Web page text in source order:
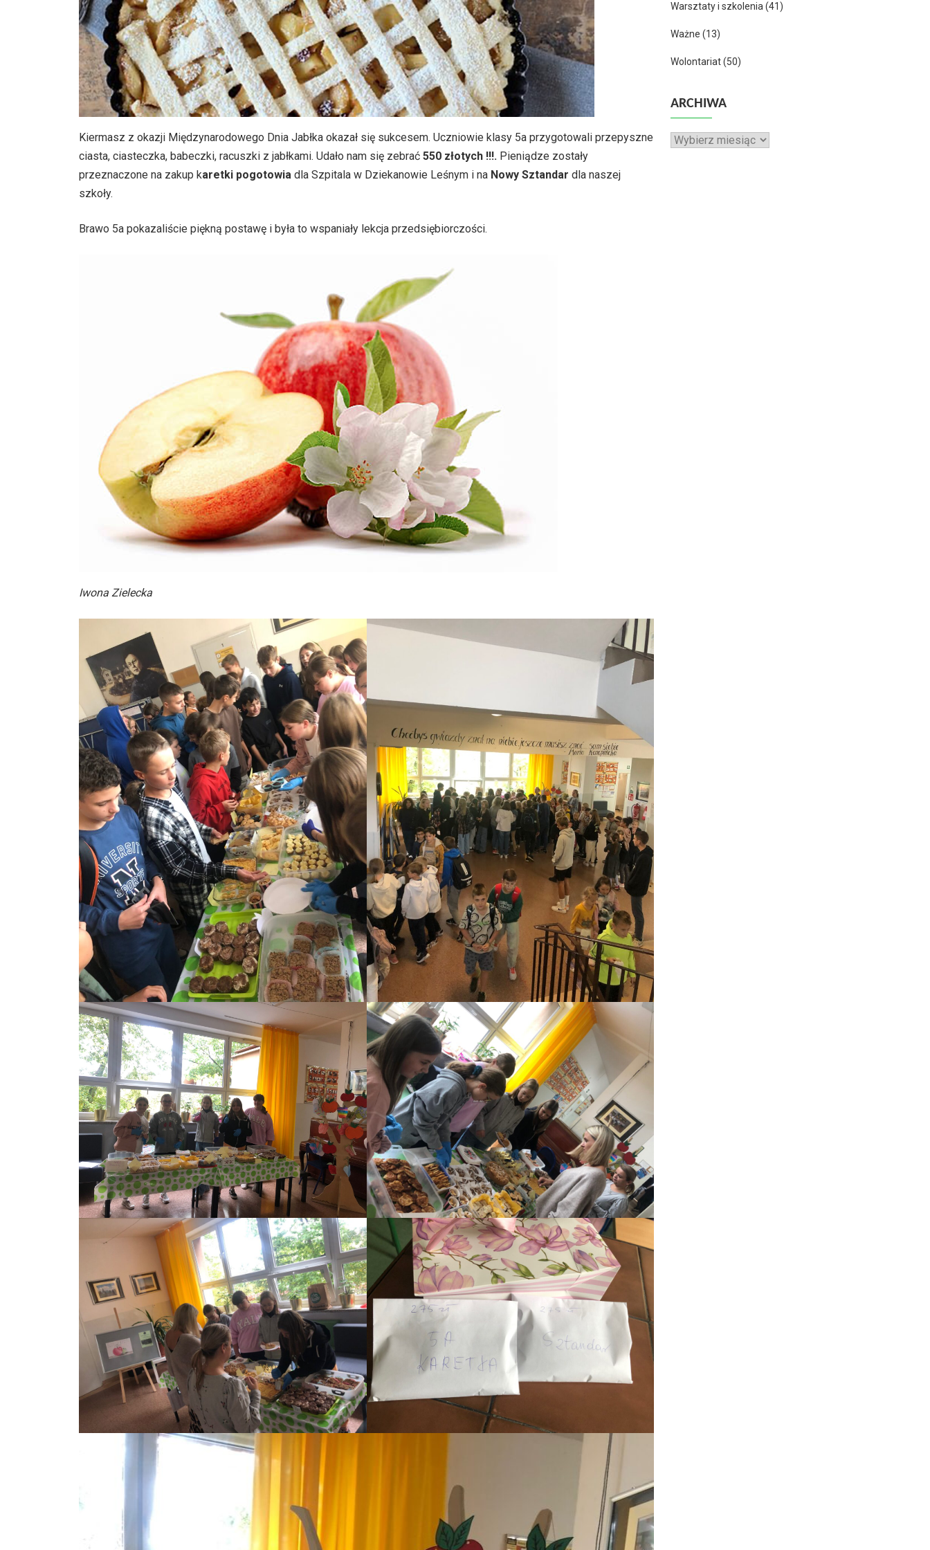
Kiermasz z okazji Międzynarodowego Dnia Jabłka okazał się sukcesem. Uczniowie klasy 5a przygotowali przepyszne
ciasta, ciasteczka, babeczki, racuszki z jabłkami. Udało nam się zebrać 550 złotych !!!. Pieniądze zostały
przeznaczone na zakup karetki pogotowia dla Szpitala w Dziekanowie Leśnym i na Nowy Sztandar dla naszej
szkoły.
Brawo 5a pokazaliście piękną postawę i była to wspaniały lekcja przedsiębiorczości.
Iwona Zielecka
Warsztaty i szkolenia (41)
Ważne (13)
Wolontariat(50)
ARCHIWA
Archiwa